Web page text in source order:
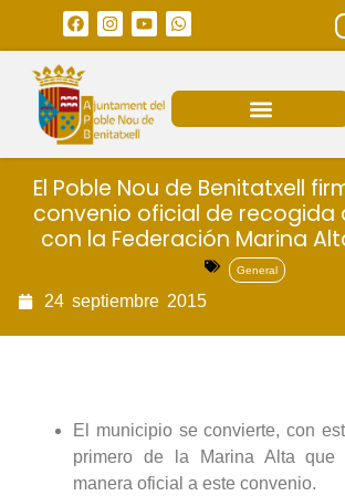
El Poble Nou de Benitatxell
convenio oficial de recogida
con la Federación Marina
General
24 septiembre 2015
El municipio se convierte, con
primero de la Marina Alta que
manera oficial a este convenio.